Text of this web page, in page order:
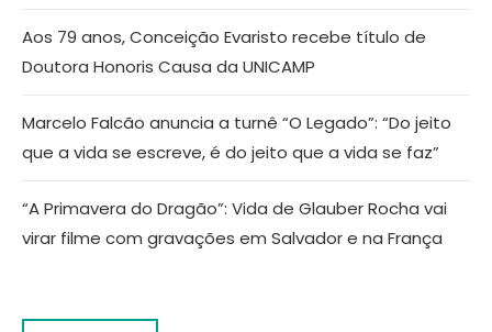
Aos 79 anos, Conceição Evaristo recebe título de
Doutora Honoris Causa da UNICAMP
Marcelo Falcão anuncia a turnê “O Legado”: “Do jeito
que a vida se escreve, é do jeito que a vida se faz”
“A Primavera do Dragão”: Vida de Glauber Rocha vai
virar filme com gravações em Salvador e na França